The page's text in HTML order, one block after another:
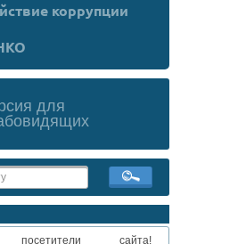
коррупции
для
посетители сайта!